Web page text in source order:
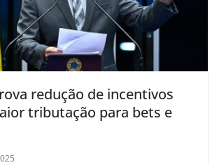
redução de incentivos
tributação para bets e